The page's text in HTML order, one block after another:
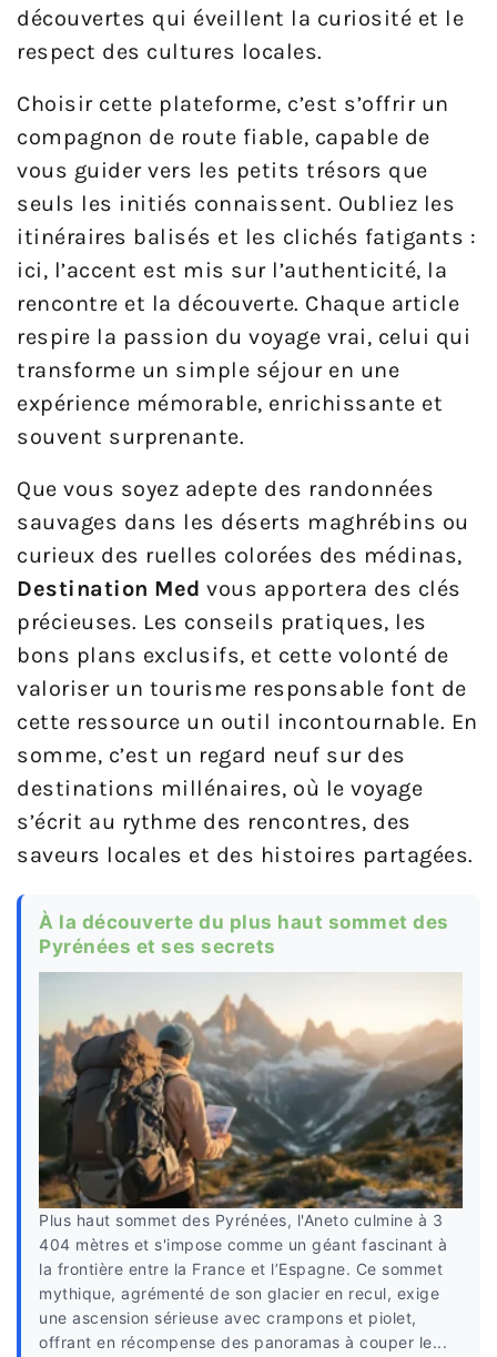
découvertes qui éveillent la curiosité et le
respect des cultures locales.
Choisir cette plateforme, c’est s’offrir un
compagnon de route fiable, capable de
vous guider vers les petits trésors que
seuls les initiés connaissent. Oubliez les
itinéraires balisés et les clichés fatigants :
ici, l’accent est mis sur l’authenticité, la
rencontre et la découverte. Chaque article
respire la passion du voyage vrai, celui qui
transforme un simple séjour en une
expérience mémorable, enrichissante et
souvent surprenante.
Que vous soyez adepte des randonnées
sauvages dans les déserts maghrébins ou
curieux des ruelles colorées des médinas,
Destination Med vous apportera des clés
précieuses. Les conseils pratiques, les
bons plans exclusifs, et cette volonté de
valoriser un tourisme responsable font de
cette ressource un outil incontournable. En
somme, c’est un regard neuf sur des
destinations millénaires, où le voyage
s’écrit au rythme des rencontres, des
saveurs locales et des histoires partagées.
À la découverte du plus haut sommet des
Pyrénées et ses secrets
Plus haut sommet des Pyrénées, l'Aneto culmine à 3
404 mètres et s'impose comme un géant fascinant à
la frontière entre la France et l’Espagne. Ce sommet
mythique, agrémenté de son glacier en recul, exige
une ascension sérieuse avec crampons et piolet,
offrant en récompense des panoramas à couper le...